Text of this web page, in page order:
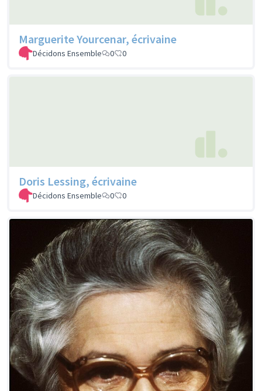
Marguerite Yourcenar, écrivaine
Décidons Ensemble 0 0
Doris Lessing, écrivaine
Décidons Ensemble 0 0